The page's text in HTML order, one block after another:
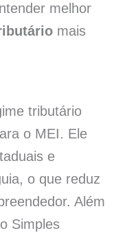
melhor
mais
tributário
o MEI. Ele
e
o que reduz
Além
Simples